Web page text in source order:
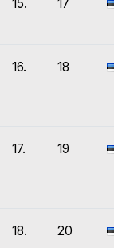
15. 17
16. 18
17. 19
18. 20